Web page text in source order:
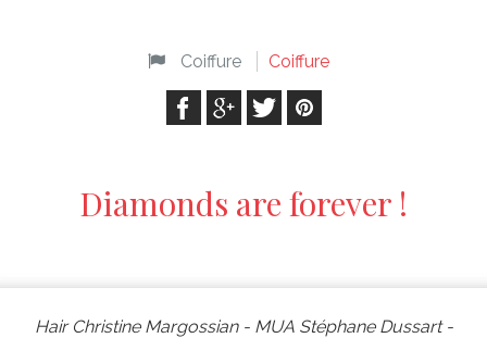
Coiffure Coiffure
Diamonds are forever !
Hair Christine Margossian - MUA Stéphane Dussart -